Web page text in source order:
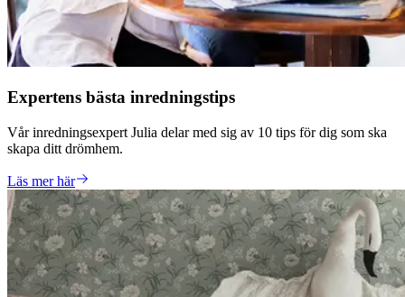
Expertens bästa inredningstips
Vår inredningsexpert Julia delar med sig av 10 tips för dig som ska
skapa ditt drömhem.
Läs mer här